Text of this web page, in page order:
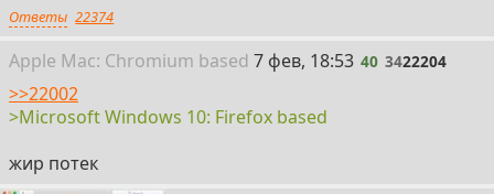
Ответы 22374
Apple Mac: Chromium based 40
7 фев, 18:53 40 3422204
>>22002
>Microsoft Windows 10: Firefox based
жир потек